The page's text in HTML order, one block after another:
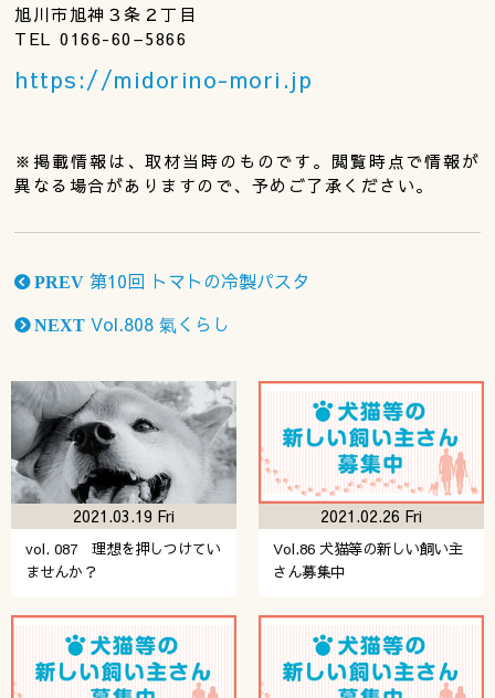
旭川市旭神３条２丁目
TEL 0166-60–5866
https://midorino-mori.jp
※掲載情報は、取材当時のものです。閲覧時点で情報が
異なる場合がありますので、予めご了承ください。
PREV 第10回 トマトの冷製パスタ
NEXT Vol.808 氣くらし
vol. 087 理想を押しつけてい
ませんか？
2021.03.19 Fri
Vol.86 犬猫等の新しい飼い主
さん募集中
2021.02.26 Fri